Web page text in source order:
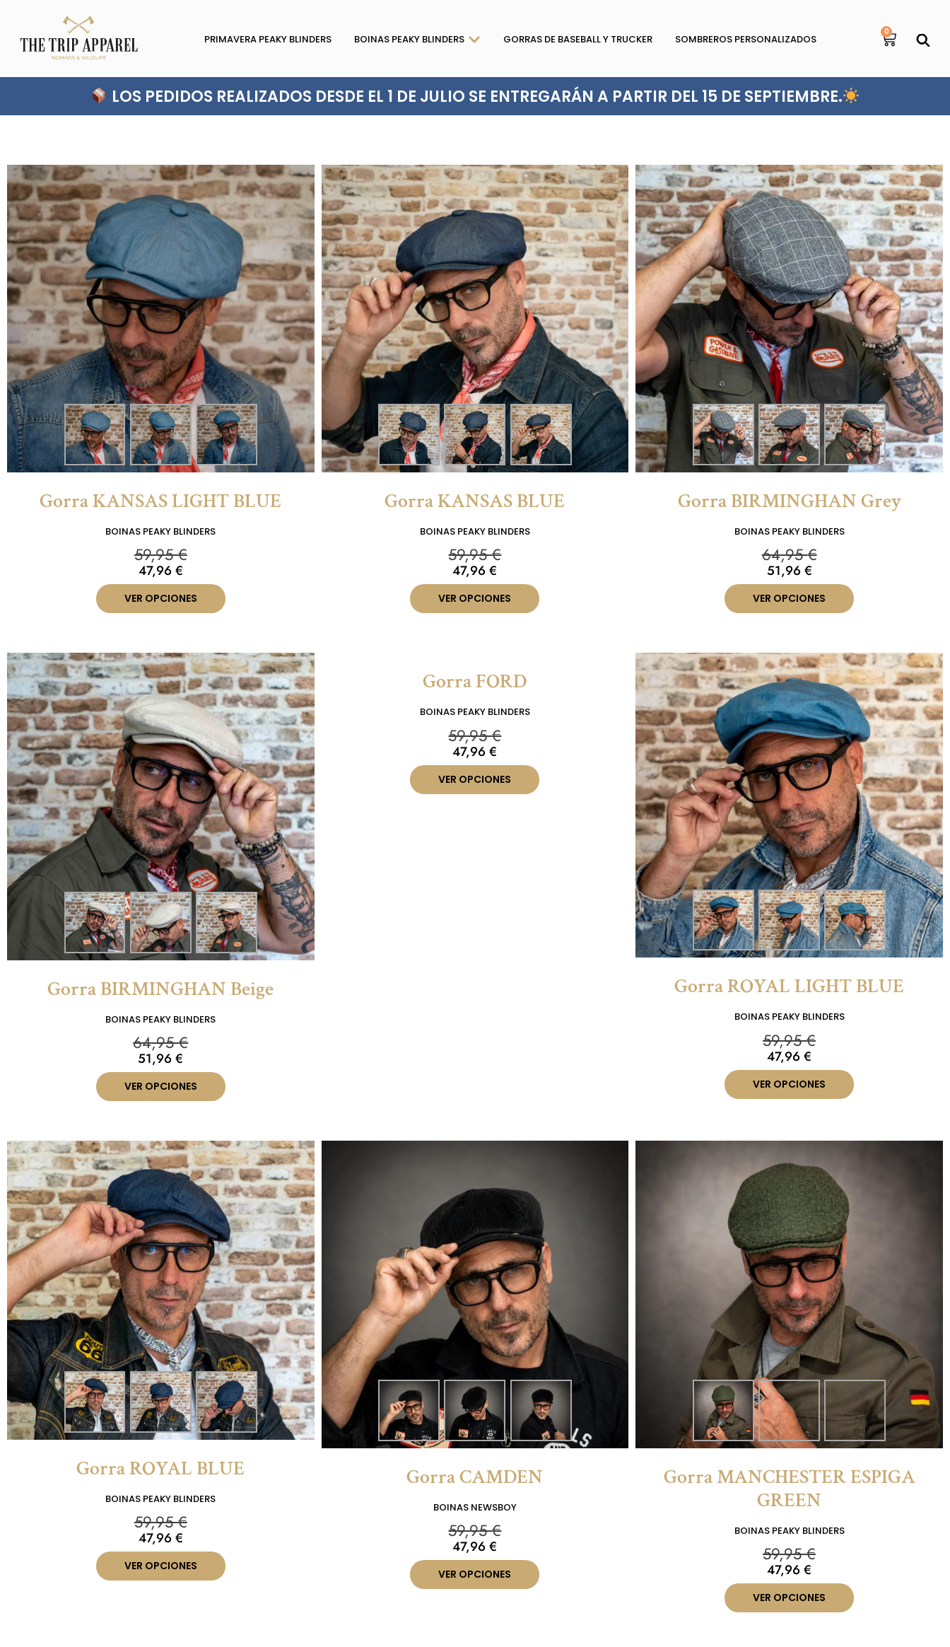
PRIMAVERA PEAKY BLINDERS BOINAS PEAKY BLINDERS GORRAS DE BASEBALL Y TRUCKER SOMBREROS PERSONALIZADOS
0
LOS PEDIDOS REALIZADOS DESDE EL 1 DE JULIO SE ENTREGARÁN A PARTIR DEL 15 DE SEPTIEMBRE.
Gorra KANSAS LIGHT BLUE
BOINAS PEAKY BLINDERS
59,95€
47,96€
VER OPCIONES
Gorra KANSAS BLUE
BOINAS PEAKY BLINDERS
59,95€
47,96€
VER OPCIONES
Gorra BIRMINGHAN Grey
BOINAS PEAKY BLINDERS
64,95€
51,96€
VER OPCIONES
Gorra BIRMINGHAN Beige
BOINAS PEAKY BLINDERS
64,95€
51,96€
VER OPCIONES
Gorra FORD
BOINAS PEAKY BLINDERS
59,95€
47,96€
VER OPCIONES
Gorra ROYAL LIGHT BLUE
BOINAS PEAKY BLINDERS
59,95€
47,96€
VER OPCIONES
Gorra ROYAL BLUE
BOINAS PEAKY BLINDERS
59,95€
47,96€
VER OPCIONES
Gorra CAMDEN
BOINAS NEWSBOY
59,95€
47,96€
VER OPCIONES
Gorra MANCHESTER ESPIGA
GREEN
BOINAS PEAKY BLINDERS
59,95€
47,96€
VER OPCIONES